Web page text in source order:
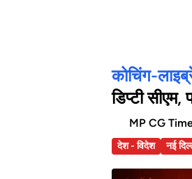
कोचिंग-
डिप्टी
MP CG
देश - विदेश
नई